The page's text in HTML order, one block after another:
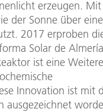
erzeugen.
der Sonne über
2017 erproben
Solar de
ist eine
Innovation ist mit
ausgezeichnet